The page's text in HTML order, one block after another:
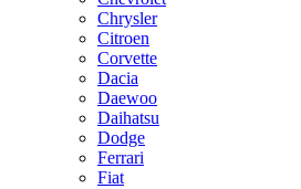
Chrysler
Citroen
Corvette
Dacia
Daewoo
Daihatsu
Dodge
Ferrari
Fiat